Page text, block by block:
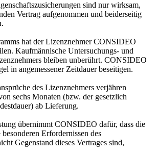
sind nur wirksam,
Vertrag aufgenommen und beiderseitig
hat der Lizenznehmer CONSIDEO
Kaufmännische Untersuchungs- und
bleiben unberührt. CONSIDEO
in angemessener Zeitdauer beseitigen.
des Lizenznehmers verjähren
sechs Monaten (bzw. der gesetzlich
ab Lieferung.
übernimmt CONSIDEO dafür, dass die
Erfordernissen des
Gegenstand dieses Vertrages sind,